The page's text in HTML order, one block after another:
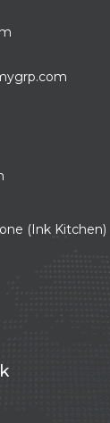
(Ink Kitchen)